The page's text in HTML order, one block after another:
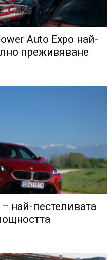
Auto Expo най-
преживяване
най-пестеливата